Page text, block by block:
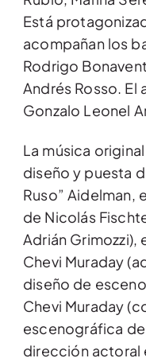
Está
acompañan los
Rodrigo
Andrés Rosso. El
Gonzalo Leonel
La música
diseño y puesta
Ruso” Aidelman,
de Nicolás
Adrián Grimozzi),
Chevi Muraday
diseño de
Chevi Muraday
escenográfica de
dirección actoral